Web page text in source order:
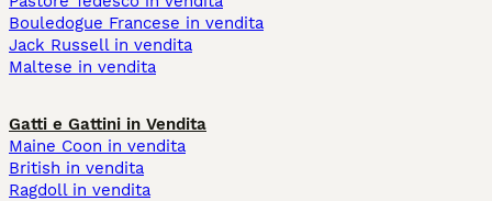
Bouledogue Francese in vendita
Jack Russell in vendita
Maltese in vendita
Gatti e Gattini in Vendita
Maine Coon in vendita
British in vendita
Ragdoll in vendita